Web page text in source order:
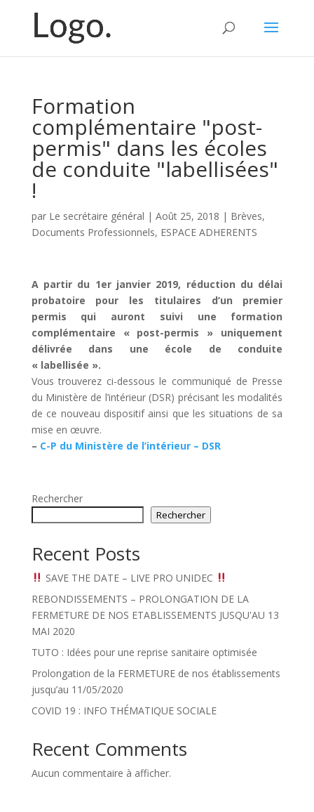
Formation
complémentaire "post-
permis" dans les écoles
de conduite "labellisées"
!
par Le secrétaire général | Août 25, 2018 | Brèves,
Documents Professionnels, ESPACE ADHERENTS
A partir du 1er janvier 2019, réduction du délai
probatoire pour les titulaires d’un premier
permis qui auront suivi une formation
complémentaire « post-permis » uniquement
délivrée dans une école de conduite
« labellisée ».
Vous trouverez ci-dessous le communiqué de Presse
du Ministère de l’intérieur (DSR) précisant les modalités
de ce nouveau dispositif ainsi que les situations de sa
mise en œuvre.
– C-P du Ministère de l’intérieur – DSR
Rechercher
Rechercher
Recent Posts
SAVE THE DATE – LIVE PRO UNIDEC
REBONDISSEMENTS – PROLONGATION DE LA
FERMETURE DE NOS ETABLISSEMENTS JUSQU'AU 13
MAI 2020
TUTO : Idées pour une reprise sanitaire optimisée
Prolongation de la FERMETURE de nos établissements
jusqu’au 11/05/2020
COVID 19 : INFO THÉMATIQUE SOCIALE
Recent Comments
Aucun commentaire à afficher.